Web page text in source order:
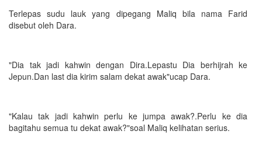
Terlepas sudu lauk yang dipegang Maliq bila nama Farid
disebut oleh Dara.
"Dia tak jadi kahwin dengan Dira.Lepastu Dia berhijrah ke
Jepun.Dan last dia kirim salam dekat awak"ucap Dara.
"Kalau tak jadi kahwin perlu ke jumpa awak?.Perlu ke dia
bagitahu semua tu dekat awak?"soal Maliq kelihatan serius.